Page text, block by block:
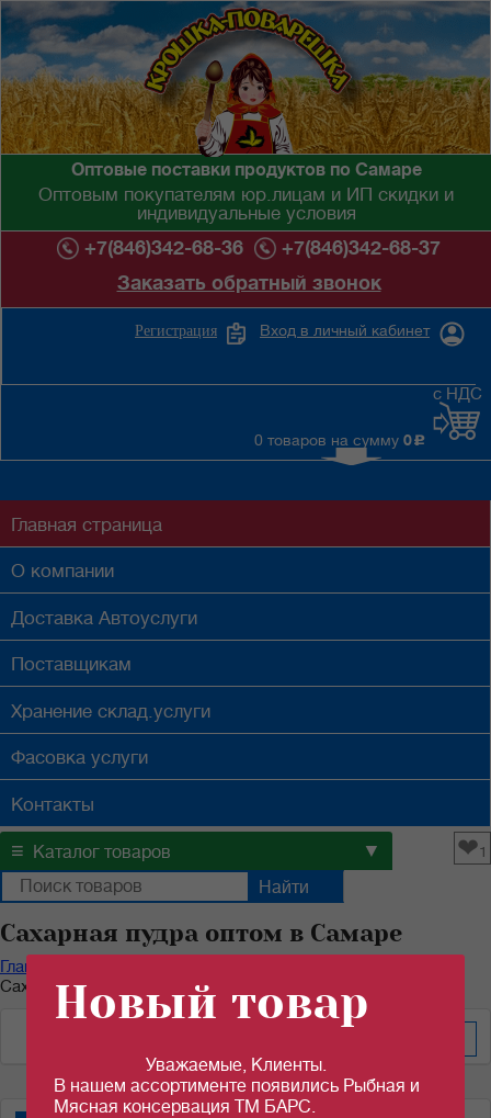
Оптовые поставки продуктов по Самаре
Оптовым покупателям юр.лицам и ИП скидки и
индивидуальные условия
+7(846)342-68-36
+7(846)342-68-37
Заказать обратный звонок
Вход в личный кабинет
Регистрация
0 товаров на сумму 0 c
с НДС
Главная страница
О компании
Доставка Автоуслуги
Поставщикам
Хранение склад.услуги
Фасовка услуги
Контакты
≡ Каталог товаров ▼ ❤1
Сахарная пудра оптом в Самаре
Главная
Сахарная пудраНовый товар
Уважаемые, Клиенты.
В нашем ассортименте появились Рыбная и
Мясная консервация ТМ БАРС.